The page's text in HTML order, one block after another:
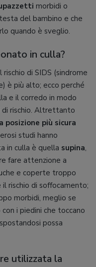
morbidi o
del bambino e che
quando è sveglio.
in culla?
di SIDS (sindrome
è più alto; ecco perché
e il corredo in modo
rischio. Altrettanto
posizione più sicura
studi hanno
in culla è quella supina,
fare attenzione a
e coperte troppo
rischio di soffocamento;
morbidi, meglio se
i piedini che toccano
possa
utilizzata la